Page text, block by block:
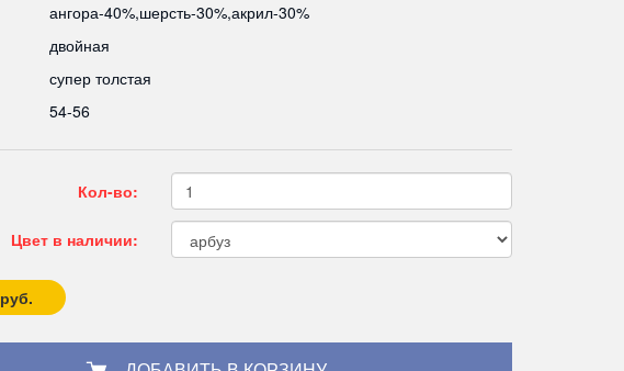
ангора-40%,шерсть-30%,акрил-30%
двойная
супер толстая
54-56
Кол-во:
Цвет в наличии:
руб.